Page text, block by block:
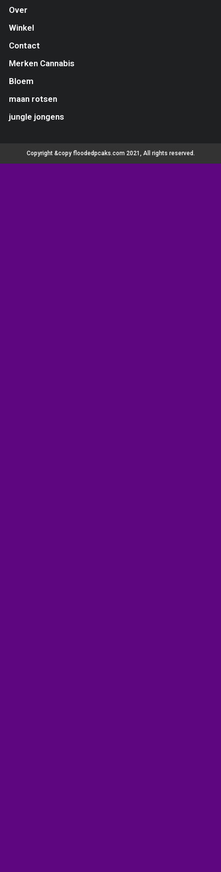
Over
Winkel
Contact
Merken Cannabis
Bloem
maan rotsen
jungle jongens
Copyright &copy floodedpcaks.com 2021, All rights reserved.